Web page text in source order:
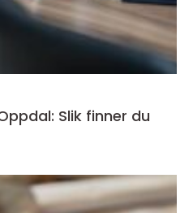
Slik finner du